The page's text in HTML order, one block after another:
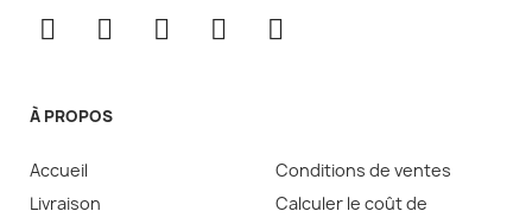
À PROPOS
Accueil
Livraison
Conditions de ventes
Calculer le coût de